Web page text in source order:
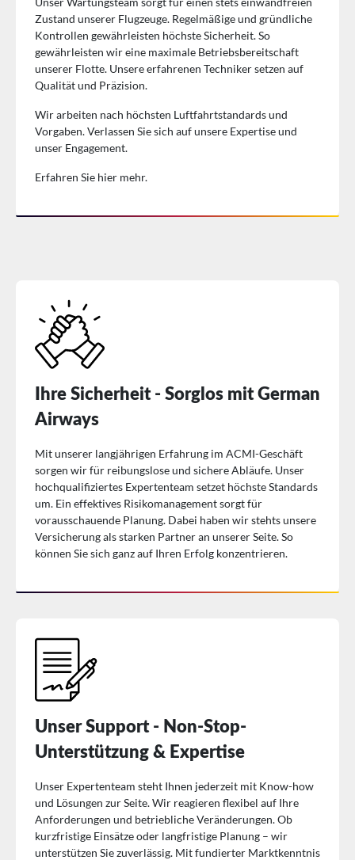
Zustand unserer Flugzeuge. Regelmäßige und gründliche
Kontrollen gewährleisten höchste Sicherheit. So
gewährleisten wir eine maximale Betriebsbereitschaft
unserer Flotte. Unsere erfahrenen Techniker setzen auf
Qualität und Präzision.
Wir arbeiten nach höchsten Luftfahrtstandards und
Vorgaben. Verlassen Sie sich auf unsere Expertise und
unser Engagement.
Erfahren Sie hier mehr.
Ihre Sicherheit - Sorglos mit German
Airways
Mit unserer langjährigen Erfahrung im ACMI-Geschäft
sorgen wir für reibungslose und sichere Abläufe. Unser
hochqualifiziertes Expertenteam setzet höchste Standards
um. Ein effektives Risikomanagement sorgt für
vorausschauende Planung. Dabei haben wir stehts unsere
Versicherung als starken Partner an unserer Seite. So
können Sie sich ganz auf Ihren Erfolg konzentrieren.
Unser Support - Non-Stop-
Unterstützung & Expertise
Unser Expertenteam steht Ihnen jederzeit mit Know-how
und Lösungen zur Seite. Wir reagieren flexibel auf Ihre
Anforderungen und betriebliche Veränderungen. Ob
kurzfristige Einsätze oder langfristige Planung – wir
unterstützen Sie zuverlässig. Mit fundierter Marktkenntnis